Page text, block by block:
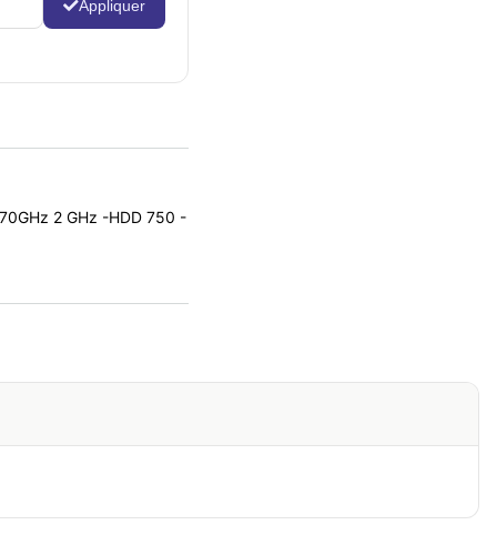
Appliquer
2 GHz -HDD 750 -